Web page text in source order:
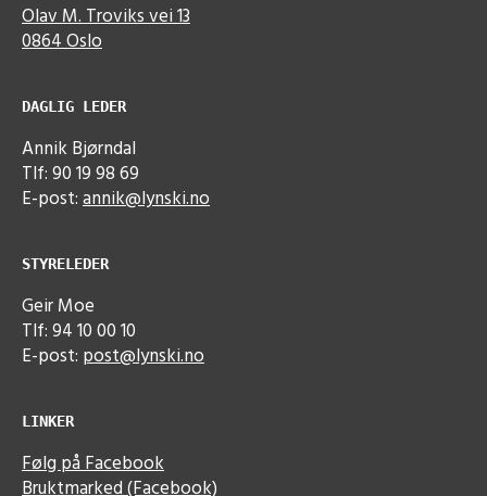
Olav M. Troviks vei 13
0864 Oslo
DAGLIG LEDER
Annik Bjørndal
Tlf: 90 19 98 69
E-post:annik@lynski.no
STYRELEDER
Geir Moe
Tlf: 94 10 00 10
E-post: post@lynski.no
LINKER
Følg på Facebook
Bruktmarked (Facebook)